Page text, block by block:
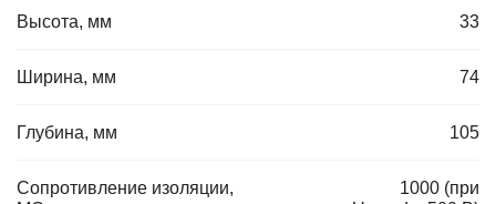
Высота, мм 33
Ширина, мм 74
Глубина, мм 105
Сопротивление изоляции,
1000 (при